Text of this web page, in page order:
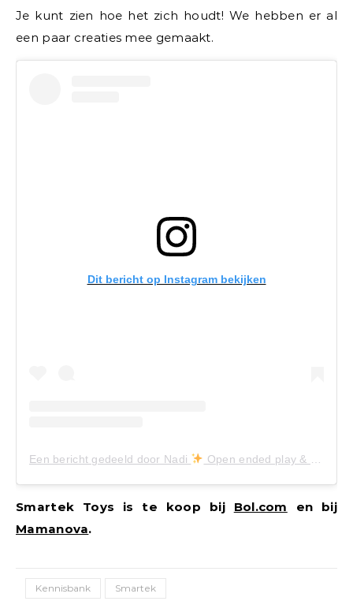
Je kunt zien hoe het zich houdt! We hebben er al
een paar creaties mee gemaakt.
Dit bericht op Instagram bekijken
Een bericht gedeeld door Nadi Open ended play & wooden toys (@nadizoetebier)
Smartek Toys is te koop bij Bol.com en bij
Mamanova.
Kennisbank Smartek